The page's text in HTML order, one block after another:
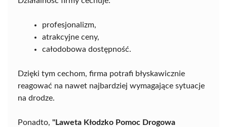
profesjonalizm,
atrakcyjne ceny,
całodobowa dostępność.
Dzięki tym cechom, firma potrafi błyskawicznie
reagować na nawet najbardziej wymagające sytuacje
na drodze.
Ponadto, "Laweta Kłodzko Pomoc Drogowa